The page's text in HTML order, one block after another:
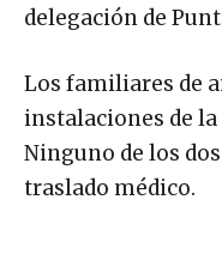
delegación de
Los familiares de
instalaciones de
Ninguno de los
traslado médico.